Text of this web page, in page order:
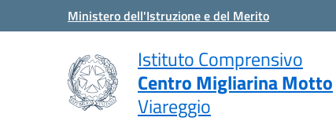
Vai ai contenuti
Vai al menu di navigazione
Ministero dell'Istruzione e del Merito
Istituto Comprensivo
Centro Migliarina Motto
Viareggio